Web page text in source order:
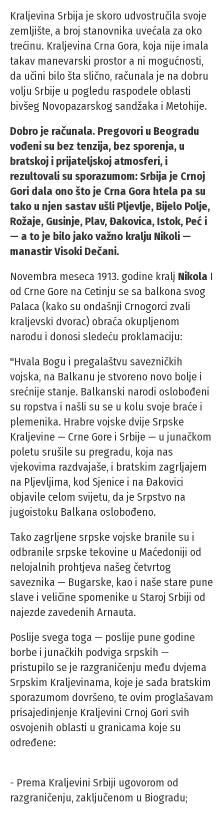
Kraljevina Srbija je skoro udvostručila svoje
zemljište, a broj stanovnika uvećala za oko
trećinu. Kraljevina Crna Gora, koja nije imala
takav manevarski prostor a ni mogućnosti,
da učini bilo šta slično, računala je na dobru
volju Srbije u pogledu raspodele oblasti
bivšeg Novopazarskog sandžaka i Metohije.
Dobro je računala. Pregovori u Beogradu
vođeni su bez tenzija, bez sporenja, u
bratskoj i prijateljskoj atmosferi, i
rezultovali su sporazumom: Srbija je Crnoj
Gori dala ono što je Crna Gora htela pa su
tako u njen sastav ušli Pljevlje, Bijelo Polje,
Rožaje, Gusinje, Plav, Đakovica, Istok, Peć i
— a to je bilo jako važno kralju Nikoli —
manastir Visoki Dečani.
Novembra meseca 1913. godine kralj Nikola I
od Crne Gore na Cetinju se sa balkona svog
Palaca (kako su ondašnji Crnogorci zvali
kraljevski dvorac) obraća okupljenom
narodu i donosi sledeću proklamaciju:
"Hvala Bogu i pregalaštvu savezničkih
vojska, na Balkanu je stvoreno novo bolje i
srećnije stanje. Balkanski narodi oslobođeni
su ropstva i našli su se u kolu svoje braće i
plemenika. Hrabre vojske dvije Srpske
Kraljevine — Crne Gore i Srbije — u junačkom
poletu srušile su pregradu, koja nas
vjekovima razdvajaše, i bratskim zagrljajem
na Pljevljima, kod Sjenice i na Đakovici
objavile celom svijetu, da je Srpstvo na
jugoistoku Balkana oslobođeno.
Tako zagrljene srpske vojske branile su i
odbranile srpske tekovine u Maćedoniji od
nelojalnih prohtjeva našeg četvrtog
saveznika — Bugarske, kao i naše stare pune
slave i veličine spomenike u Staroj Srbiji od
najezde zavedenih Arnauta.
Poslije svega toga — poslije pune godine
borbe i junačkih podviga srpskih —
pristupilo se je razgraničenju među dvjema
Srpskim Kraljevinama, koje je sada bratskim
sporazumom dovršeno, te ovim proglašavam
prisajedinjenje Kraljevini Crnoj Gori svih
osvojenih oblasti u granicama koje su
određene:
- Prema Kraljevini Srbiji ugovorom od
razgraničenju, zaključenom u Biogradu;